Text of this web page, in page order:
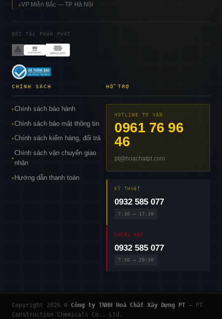
▸VP Miền Bắc — TP. Hà Nội
ĐỐI TÁC PHÂN PHỐI
CHÍNH SÁCH
▸Chính sách bảo hành
▸Chính sách bảo mật thông tin
▸Chính sách kiểm hàng, đổi trả
▸
Chính sách vận chuyển giao
nhận
▸ Hướng dẫn thanh toán
HỖ TRỢ
HOTLINE TƯ VẤN
0961 76 96
46
pt@hoachatpt.com
KỸ THUẬT
0932 585 077
7:30 – 17:30
KHIẾU NẠI
0932 585 077
7:30 – 20:30
Copyright 2026 © Công ty TNHH Hoá Chất Xây Dựng PT — PT
Construction Chemicals Co., Ltd.